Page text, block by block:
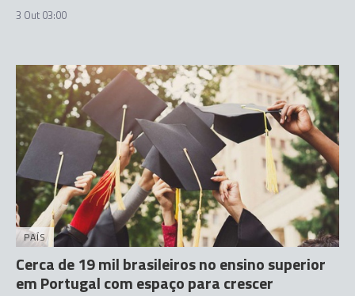
3 Out 03:00
PAÍS
Cerca de 19 mil brasileiros no ensino superior
em Portugal com espaço para crescer